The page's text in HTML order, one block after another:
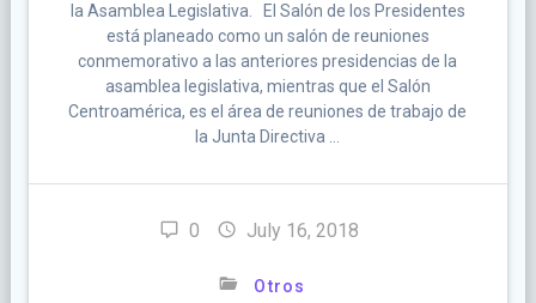
la Asamblea Legislativa. El Salón de los Presidentes
está planeado como un salón de reuniones
conmemorativo a las anteriores presidencias de la
asamblea legislativa, mientras que el Salón
Centroamérica, es el área de reuniones de trabajo de
la Junta Directiva …
0 July 16, 2018
Otros